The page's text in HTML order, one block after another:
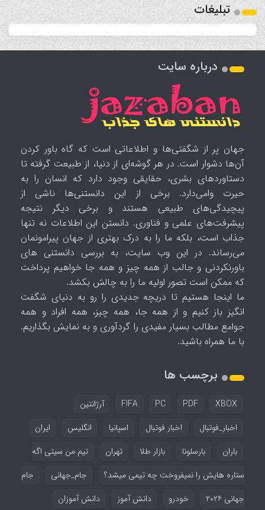
تبلیغات
درباره سایت
جهان پر از شگفتی‌ها و اطلاعاتی است که گاه باور کردن
آن‌ها دشوار است. در هر گوشه‌ای از دنیا، از طبیعت گرفته تا
دستاوردهای بشری، حقایقی وجود دارد که انسان را به
حیرت وامی‌دارد. برخی از این دانستنی‌ها ناشی از
پیچیدگی‌های طبیعی هستند و برخی دیگر نتیجه
پیشرفت‌های علمی و فناوری. دانستن این اطلاعات نه تنها
جذاب است، بلکه ما را به درک بهتری از جهان پیرامونمان
می‌رساند. در این وب سایت، به بررسی دانستنی های
باورنکردنی و جالب از همه چیز و همه جا خواهیم پرداخت
که ممکن است تصور اولیه ما را به چالش بکشد.
ما اینجا هستیم تا دریچه جدیدی را رو به دنیای شگفت
انگیز باز کنیم و از همه جا، همه چیز، همه افراد و همه
جوامع مطالب بسیار مفیدی را گردآوری و به نمایش بگذاریم.
با ما همراه باشید.
برچسب ها
FIFA PC PDF XBOX
آرژانتین
اخبار_فوتبال
اخبار فوتبال اسپانیا انگلیس
ایران
باران
بارسلونا بازار طلا تهران
تیم من سیتی اگه
ستاره هایش را نمیفروخت چه تیمی میشد؟
جام_جهانی
جام
جهانی ۲۰۲۶
خودرو دانش آموز دانش آموزان